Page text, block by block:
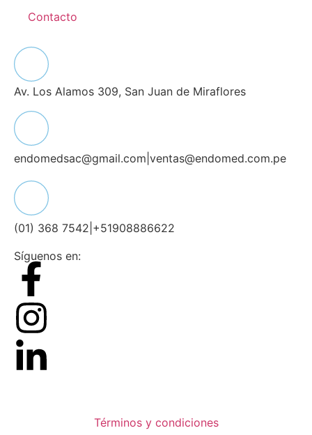
Contacto
Av. Los Alamos 309, San Juan de Miraflores
endomedsac@gmail.com ventas@endomed.com.pe
(01) 368 7542 +51908886622
Síguenos en:
Términos y condiciones